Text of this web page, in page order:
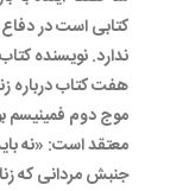
کتابی است در
ندارد. نویسنده
هفت کتاب درباره
موج دوم فمینیسم
معتقد است: «نه
جنبش مردانی که